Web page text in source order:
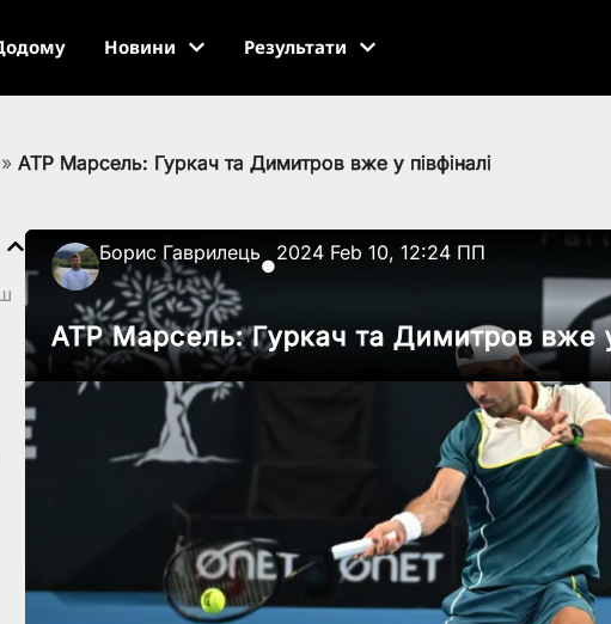
Новини Результати
» ATP Марсель: Гуркач та Димитров вже у півфіналі
Борис Гаврилець
●
2024 Feb 10, 12:24 ПП
ATP Марсель: Гуркач та Димитров вже у